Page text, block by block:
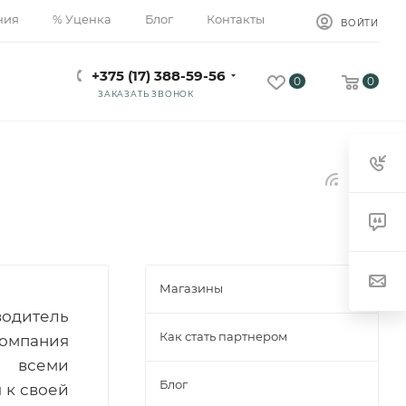
% Уценка Блог Контакты ВОЙТИ
+375 (17) 388-59-56
ЗАКАЗАТЬ ЗВОНОК
0 0
всеми
к своей
Магазины
Как стать партнером
Блог